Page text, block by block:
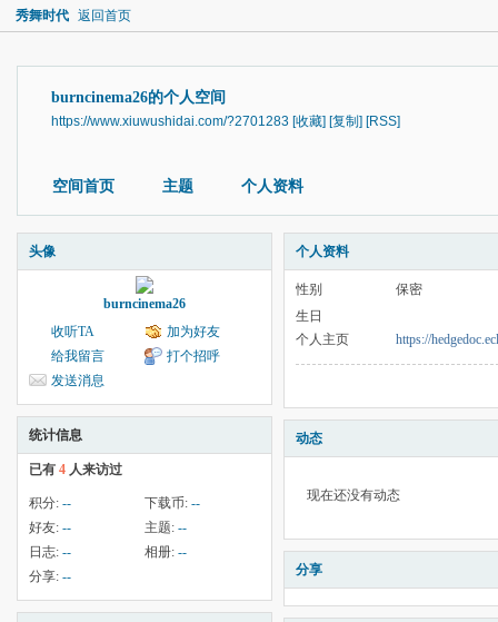
秀舞时代 返回首页
burncinema26的个人空间
https://www.xiuwushidai.com/?2701283 [收藏] [复制] [RSS]
空间首页 主题 个人资料
头像
burncinema26
收听TA
加为好友
给我留言
打个招呼
发送消息
统计信息
已有 4 人来访过
积分: -- 下载币: --
好友: -- 主题: --
日志: -- 相册: --
分享: --
个人资料
性别
保密
生日
个人主页
https://
动态
现在还没有动态
分享